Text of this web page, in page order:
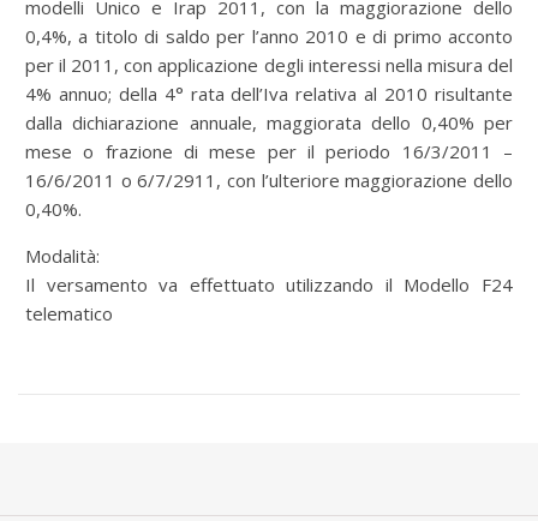
modelli Unico e Irap 2011, con la maggiorazione dello
0,4%, a titolo di saldo per l’anno 2010 e di primo acconto
per il 2011, con applicazione degli interessi nella misura del
4% annuo; della 4° rata dell’Iva relativa al 2010 risultante
dalla dichiarazione annuale, maggiorata dello 0,40% per
mese o frazione di mese per il periodo 16/3/2011 –
16/6/2011 o 6/7/2911, con l’ulteriore maggiorazione dello
0,40%.
Modalità:
Il versamento va effettuato utilizzando il Modello F24
telematico